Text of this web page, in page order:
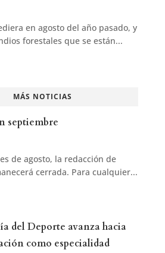
en agosto del año pasado, y
forestales que se están...
MÁS NOTICIAS
septiembre
de agosto, la redacción de
cerrada. Para cualquier...
del Deporte avanza hacia
como especialidad